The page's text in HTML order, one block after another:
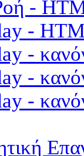
-
-
-
-
-